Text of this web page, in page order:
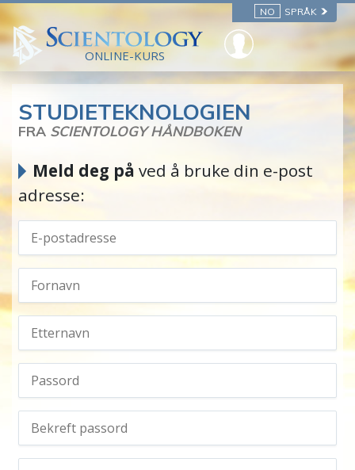
NO SPRÅK
ONLINE-KURS
STUDIETEKNOLOGIEN
FRA SCIENTOLOGY HÅNDBOKEN
Meld deg på ved å bruke din e-post
adresse: